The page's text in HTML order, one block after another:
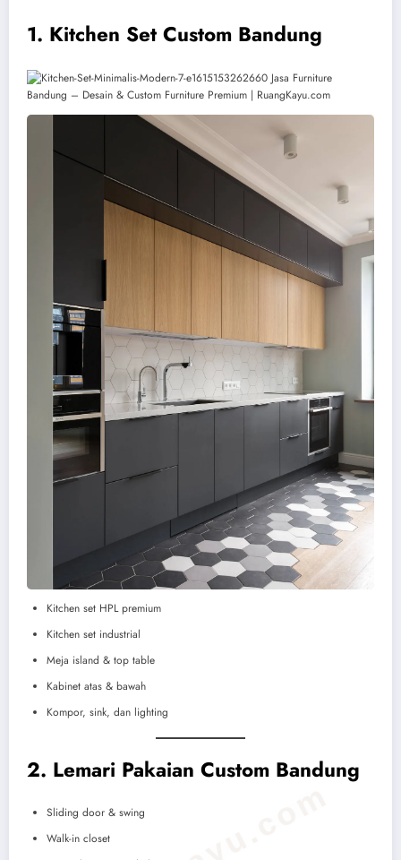
1. Kitchen Set Custom Bandung
Kitchen set HPL premium
Kitchen set industrial
Meja island & top table
Kabinet atas & bawah
Kompor, sink, dan lighting
2. Lemari Pakaian Custom Bandung
Sliding door & swing
Walk-in closet